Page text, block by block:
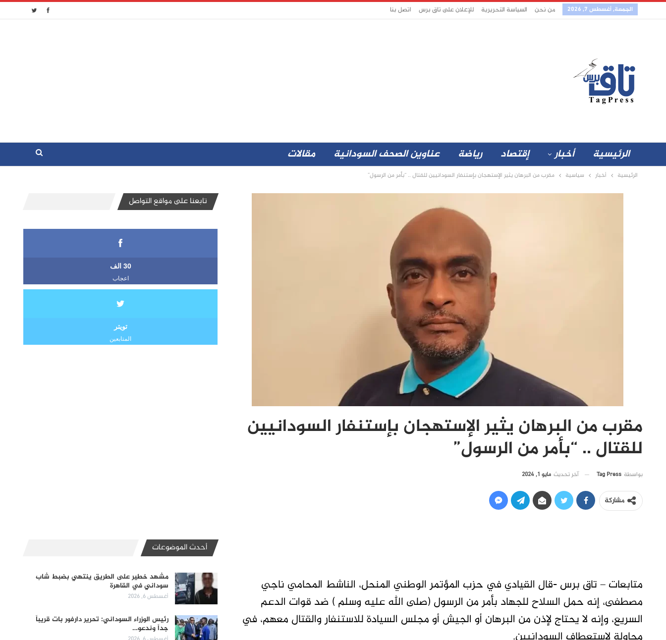
الجمعة, أغسطس 7, 2026 من نحن السياسة التحريرية للإعلان على تاق برس اتصل بنا
الرئيسية أخبار إقتصاد رياضة عناوين الصحف السودانية مقالات
الرئيسية أخبار سياسية مقرب من البرهان يثير الإستهجان بإستنفار السودانيين للقتال .. “بأمر من الرسول”
مقرب من البرهان يثير الإستهجان بإستنفار السودانيين
للقتال .. “بأمر من الرسول”
بواسطة Tag Press آخر تحديث مايو 1, 2024
مشاركة
متابعات – تاق برس -قال القيادي في حزب المؤتمر الوطني المنحل، الناشط المحامي ناجي
مصطفى، إنه حمل السلاح للجهاد بأمر من الرسول (صلى الله عليه وسلم ) ضد قوات الدعم
السريع، وإنه لا يحتاج لإذن من البرهان أو الجيش أو مجلس السيادة للاستنفار والقتال معهم، في
تابعنا على مواقع التواصل
30 الف
اعجاب
تويتر
المتابعين
أحدث الموضوعات
مشهد خطير على الطريق ينتهي بضبط شاب
سوداني في القاهرة
أغسطس 6, 2026
رئيس الوزراء السوداني: تحرير دارفور بات قريباً
جداً وندعو…